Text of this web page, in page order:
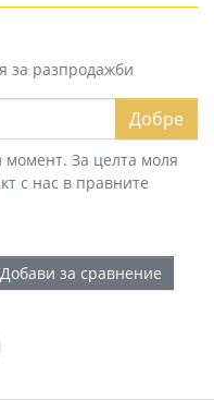
за разпродажби
Добре
За целта моля
с нас в правните
Добави за сравнение